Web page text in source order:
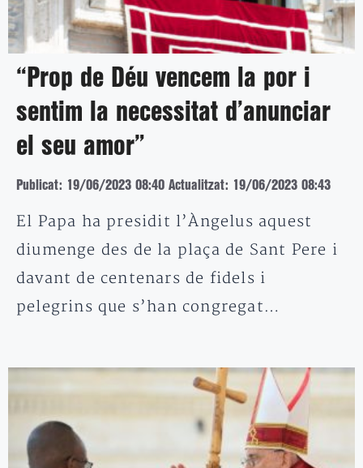
“Prop de Déu vencem la por i
sentim la necessitat d’anunciar
el seu amor”
Publicat: 19/06/2023 08:40 Actualitzat: 19/06/2023 08:43
El Papa ha presidit l’Àngelus aquest
diumenge des de la plaça de Sant Pere i
davant de centenars de fidels i
pelegrins que s’han congregat…